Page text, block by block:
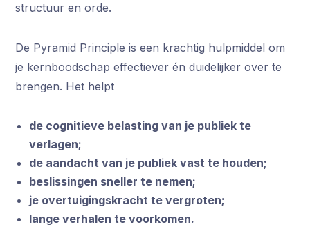
structuur en orde.
De Pyramid Principle is een krachtig hulpmiddel om
je kernboodschap effectiever én duidelijker over te
brengen. Het helpt
de cognitieve belasting van je publiek te
verlagen;
de aandacht van je publiek vast te houden;
beslissingen sneller te nemen;
je overtuigingskracht te vergroten;
lange verhalen te voorkomen.